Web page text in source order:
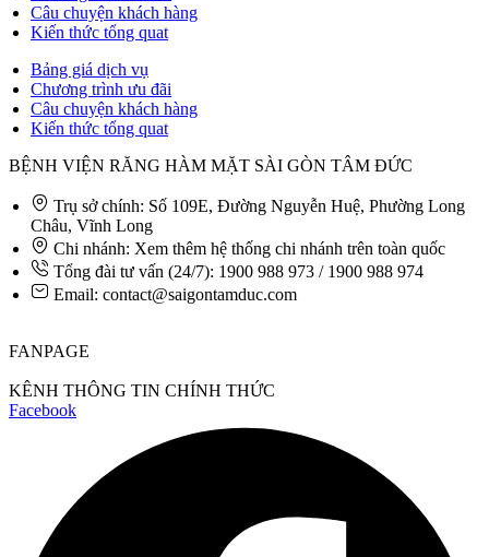
Câu chuyện khách hàng
Kiến thức tổng quat
Bảng giá dịch vụ
Chương trình ưu đãi
Câu chuyện khách hàng
Kiến thức tổng quat
BỆNH VIỆN RĂNG HÀM MẶT SÀI GÒN TÂM ĐỨC
Trụ sở chính: Số 109E, Đường Nguyễn Huệ, Phường Long
Châu, Vĩnh Long
Chi nhánh: Xem thêm hệ thống chi nhánh trên toàn quốc
Tổng đài tư vấn (24/7): 1900 988 973 / 1900 988 974
Email: contact@saigontamduc.com
FANPAGE
KÊNH THÔNG TIN CHÍNH THỨC
Facebook